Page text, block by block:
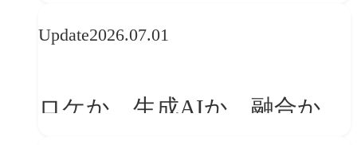
との接点を、ブランドらしい
Update2026.07.01
ロケか、生成AIか、融合か